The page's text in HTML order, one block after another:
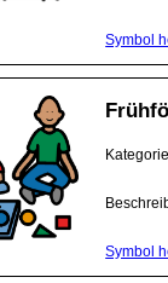
Symbol
Symbol